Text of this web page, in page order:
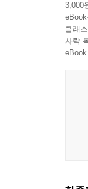
3,000
클래
사락